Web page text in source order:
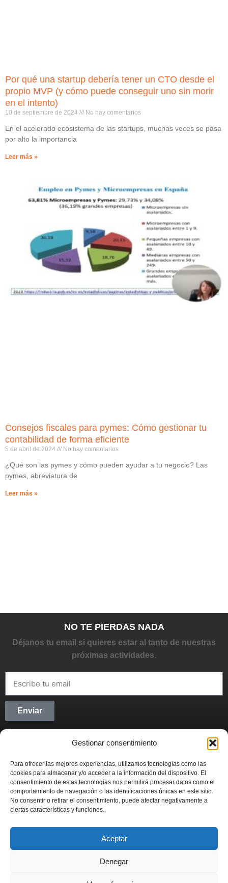
Gestionar consentimiento
Para ofrecer las mejores experiencias, utilizamos tecnologías como las
cookies para almacenar y/o acceder a la información del dispositivo. El
consentimiento de estas tecnologías nos permitirá procesar datos como el
comportamiento de navegación o las identificaciones únicas en este sitio.
No consentir o retirar el consentimiento, puede afectar negativamente a
ciertas características y funciones.
Aceptar
Denegar
Por qué una startup debería tener un CTO desde el
propio MVP (y cómo puede conseguir uno sin morir
en el intento)
10 de septiembre de 2024 No hay comentarios
En el acelerado ecosistema de las startups, muchas veces se pasa
por alto la importancia
Leer más »
Consejos fiscales para pymes: Cómo gestionar tu
contabilidad de forma eficiente
5 de abril de 2024 No hay comentarios
¿Qué son las pymes y cómo pueden ayudar a tu negocio? Las
pymes, abreviatura de
Leer más »
NO TE PIERDAS NADA
Déjanos tu email si quieres estar al tanto de nuestras
próximas actividades.
Enviar
Síguenos en Redes Sociales y forma parte del
movimiento emprendedor.